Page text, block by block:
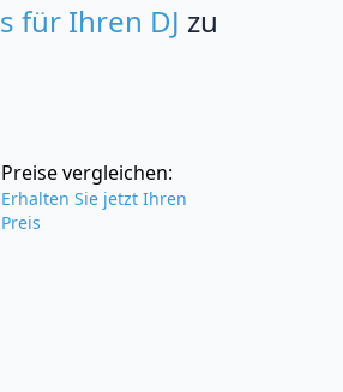
für Ihren DJ zu
Preise vergleichen:
Erhalten Sie jetzt Ihren
Preis